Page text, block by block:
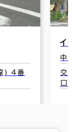
) 4番
イ
中
交
口